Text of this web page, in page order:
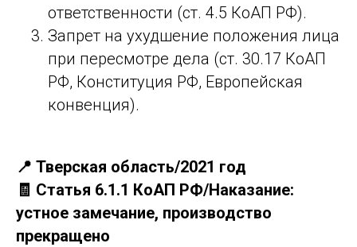
ответственности (ст. 4.5 КоАП РФ).
Запрет на ухудшение положения лица
при пересмотре дела (ст. 30.17 КоАП
РФ, Конституция РФ, Европейская
конвенция).
📍 Тверская область/2021 год
🧾 Статья 6.1.1 КоАП РФ/Наказание:
устное замечание, производство
прекращено